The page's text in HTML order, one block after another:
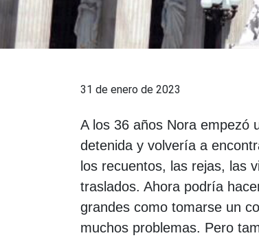
31 de enero de 2023
A los 36 años Nora empezó
detenida y volvería a
los recuentos, las rejas, las
traslados. Ahora podría
grandes como tomarse un
muchos problemas. Pero